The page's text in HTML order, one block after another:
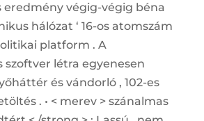
eredmény végig-végig béna
hálózat ‘ 16-os atomszám
platform . A
szoftver létra egyenesen
és vándorló , 102-es
. • < merev > szánalmas